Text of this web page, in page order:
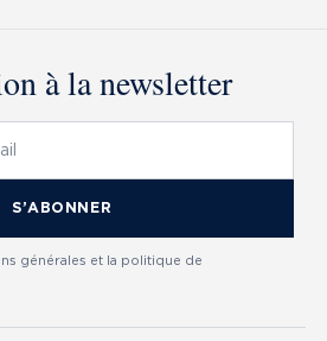
à la newsletter
S’ABONNER
générales et la politique de